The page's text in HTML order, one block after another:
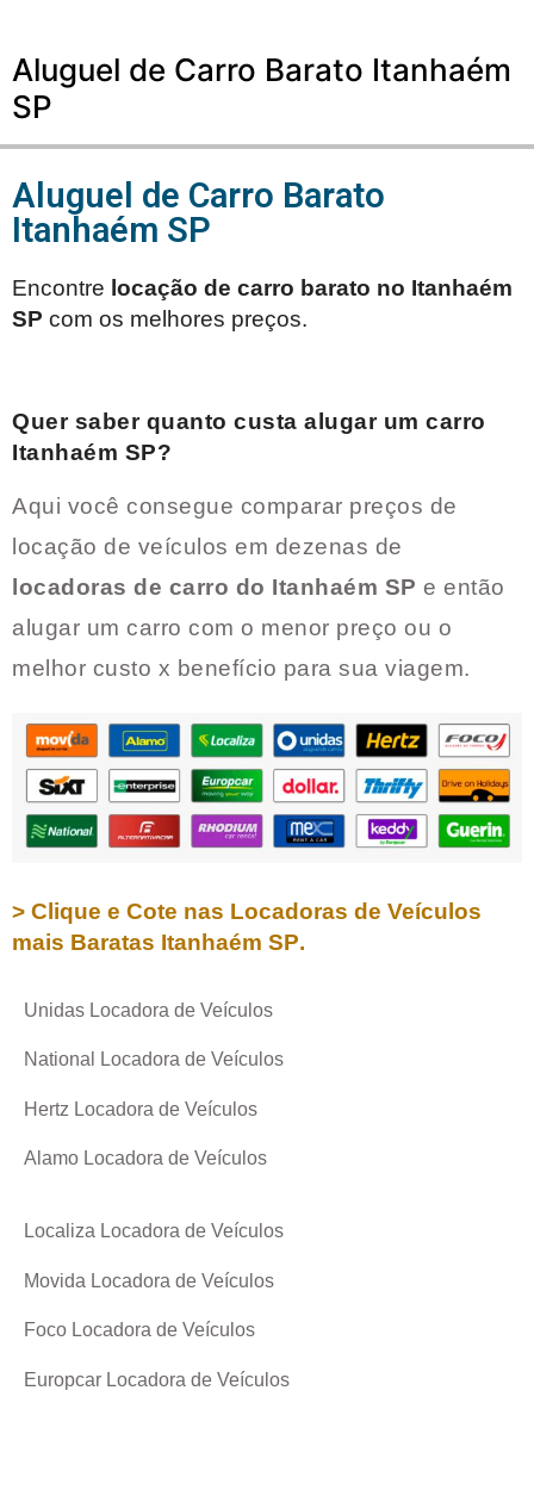
Aluguel de Carro Barato Itanhaém
SP
Aluguel de Carro Barato
Itanhaém SP
Encontre locação de carro barato no Itanhaém
SP com os melhores preços.
Quer saber quanto custa alugar um carro
Itanhaém SP?
Aqui você consegue comparar preços de
locação de veículos em dezenas de
locadoras de carro do Itanhaém SP e então
alugar um carro com o menor preço ou o
melhor custo x benefício para sua viagem.
> Clique e Cote nas Locadoras de Veículos
mais Baratas Itanhaém SP.
Unidas Locadora de Veículos
National Locadora de Veículos
Hertz Locadora de Veículos
Alamo Locadora de Veículos
Localiza Locadora de Veículos
Movida Locadora de Veículos
Foco Locadora de Veículos
Europcar Locadora de Veículos